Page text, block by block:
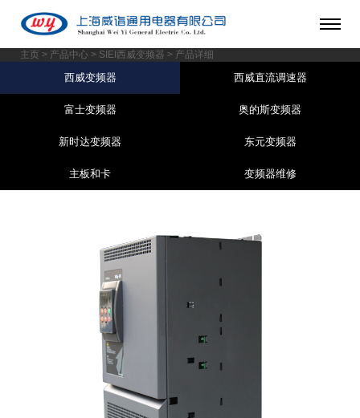
主页 > 产品中心 > SIEI西威变频器 > 产品详细
西威变频器 西威直流调速器
富士变频器 奥的斯变频器
新时达变频器 东元变频器
主板和卡 变频器维修